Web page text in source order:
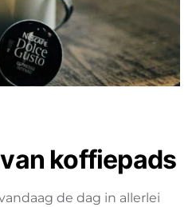
koffiepads
de dag in allerlei